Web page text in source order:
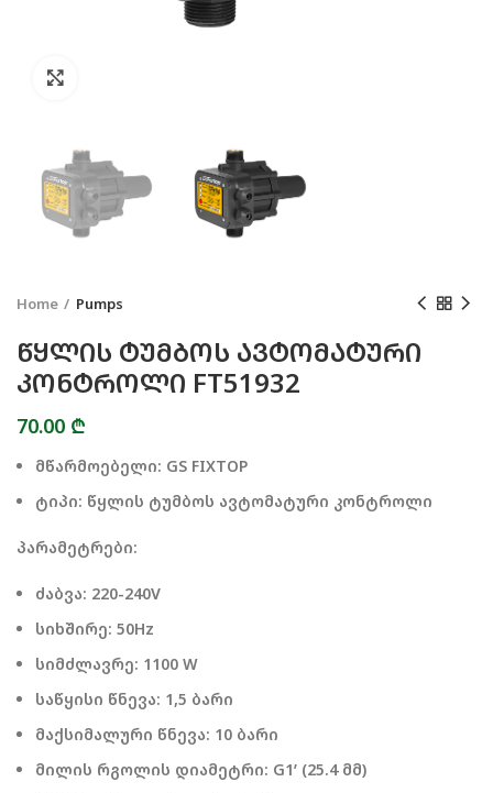
Home Pumps
ᲬᲧᲚᲘᲡ ᲢᲣᲛᲑᲝᲡ ᲐᲕᲢᲝᲛᲐᲢᲣᲠᲘ
ᲙᲝᲜᲢᲠᲝᲚᲘ FT51932
70.00 ₾
მწარმოებელი: GS FIXTOP
ტიპი: წყლის ტუმბოს ავტომატური კონტროლი
პარამეტრები:
ძაბვა: 220-240V
სიხშირე: 50Hz
სიმძლავრე: 1100 W
საწყისი წნევა: 1,5 ბარი
მაქსიმალური წნევა: 10 ბარი
მილის რგოლის დიამეტრი: G1’ (25.4 მმ)